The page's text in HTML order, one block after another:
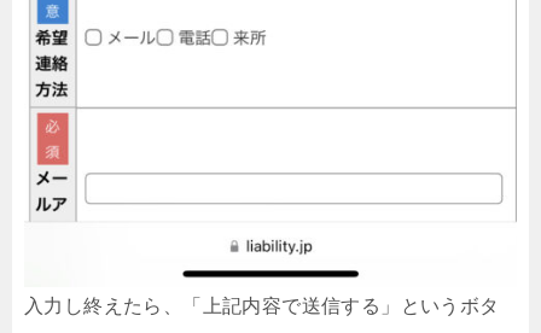
入力し終えたら、「上記内容で送信する」というボタ